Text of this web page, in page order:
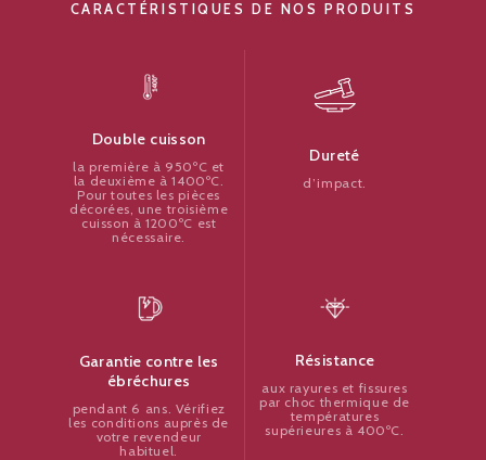
CARACTÉRISTIQUES DE NOS PRODUITS
Double cuisson
la première à 950ºC et
la deuxième à 1400ºC.
Pour toutes les pièces
décorées, une troisième
cuisson à 1200ºC est
nécessaire.
Dureté
d’impact.
Garantie contre les
ébréchures
pendant 6 ans. Vérifiez
les conditions auprès de
votre revendeur
habituel.
Résistance
aux rayures et fissures
par choc thermique de
températures
supérieures à 400ºC.